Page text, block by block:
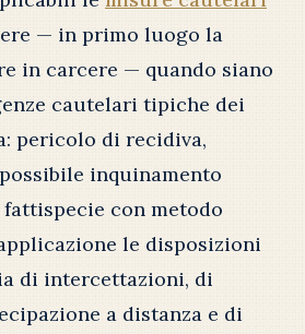
— in primo luogo la
in carcere — quando siano
cautelari tipiche dei
pericolo di recidiva,
inquinamento
con metodo
le disposizioni
di intercettazioni, di
a distanza e di